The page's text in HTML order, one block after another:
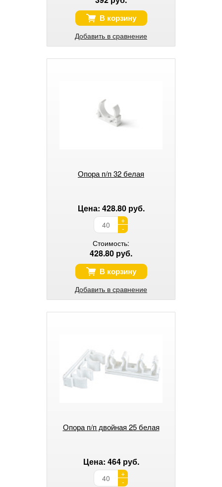
В корзину
Добавить в сравнение
Опора п/п 32 белая
Цена: 428.80 руб.
+
-
Стоимость:
428.80 руб.
В корзину
Добавить в сравнение
Опора п/п двойная 25 белая
Цена: 464 руб.
+
-